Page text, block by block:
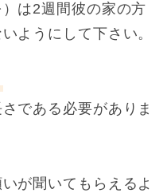
は2週間彼の家の方
ようにして下さい。
である必要がありま
が聞いてもらえるよ